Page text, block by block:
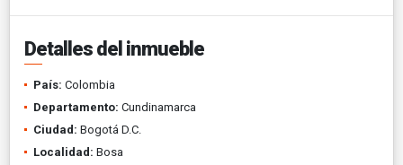
Detalles del inmueble
País: Colombia
Departamento: Cundinamarca
Ciudad: Bogotá D.C.
Localidad: Bosa